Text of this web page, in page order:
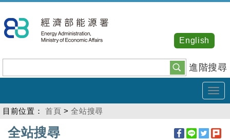
到
主
內
容
進階搜尋
English
目前位置： 首頁 >全站搜尋
:::
全站搜尋